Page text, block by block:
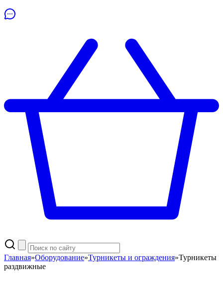
Главная»Оборудование»Турникеты и ограждения»Турникеты
раздвижные